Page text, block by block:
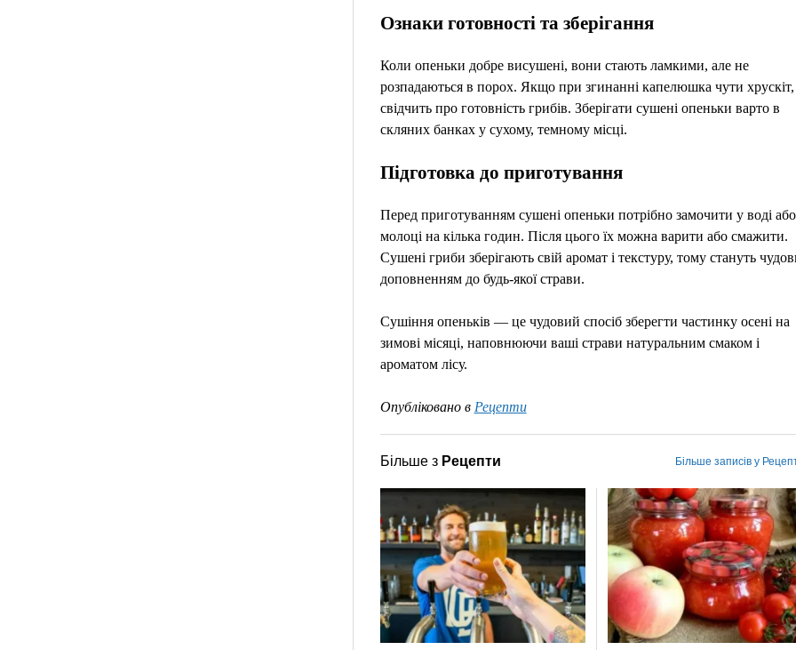
Ознаки готовності та зберігання
Коли опеньки добре висушені, вони стають ламкими, але не
розпадаються в порох. Якщо при згинанні капелюшка чути
свідчить про готовність грибів. Зберігати сушені опеньки варто в
скляних банках у сухому, темному місці.
Підготовка до приготування
Перед приготуванням сушені опеньки потрібно замочити у воді або
молоці на кілька годин. Після цього їх можна варити або смажити.
Сушені гриби зберігають свій аромат і текстуру, тому стануть
доповненням до будь-якої страви.
Сушіння опеньків — це чудовий спосіб зберегти частинку осені на
зимові місяці, наповнюючи ваші страви натуральним смаком і
ароматом лісу.
Опубліковано в Рецепти
Більше з Рецепти Більше записів у